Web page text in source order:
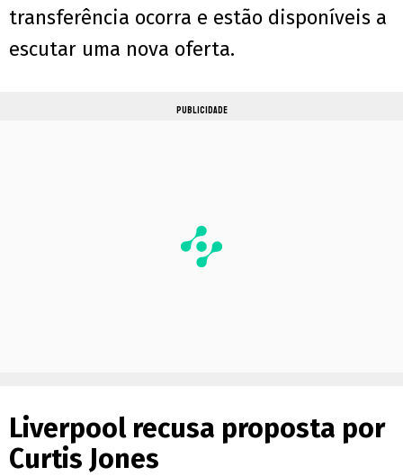
transferência ocorra e estão disponíveis a
escutar uma nova oferta.
PUBLICIDADE
Liverpool recusa proposta por
Curtis Jones